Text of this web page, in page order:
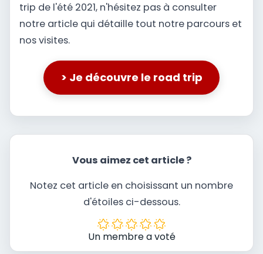
trip de l'été 2021, n'hésitez pas à consulter
notre article qui détaille tout notre parcours et
nos visites.
> Je découvre le road trip
Vous aimez cet article ?
Notez cet article en choisissant un nombre
d'étoiles ci-dessous.
Un membre a voté